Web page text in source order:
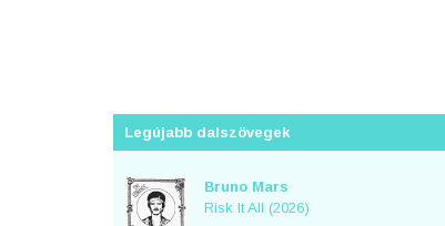
Legújabb dalszövegek
Bruno Mars
Risk It All (2026)